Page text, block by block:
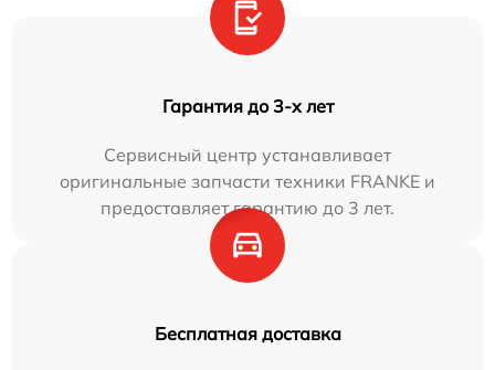
Гарантия до 3-х лет
Сервисный центр устанавливает
оригинальные запчасти техники FRANKE и
предоставляет гарантию до 3 лет.
Бесплатная доставка